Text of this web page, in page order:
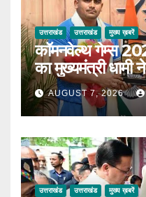
उत्तराखंड उत्तराखंड मुख्य ख़बरें
कॉमनवेल्थ गेम्स
का मुख्यमंत्री धामी
AUGUST 7, 2026
उत्तराखंड उत्तराखंड मुख्य ख़बरें